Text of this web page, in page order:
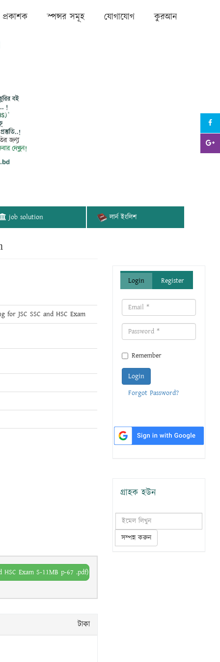
প্রকাশক স্পন্সর সমূহ যোগাযোগ কুরআন
job solution লার্ন ইংলিশ
JSC SSC and HSC Exam
Exam S-11MB p-67 .pdf)
টাকা
Login Register
Remember
Login
Forgot Password?
গ্রাহক হউন
সম্পন্ন করুন